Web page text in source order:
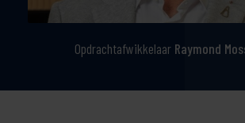
Opdrachtafwikkelaar Raymond